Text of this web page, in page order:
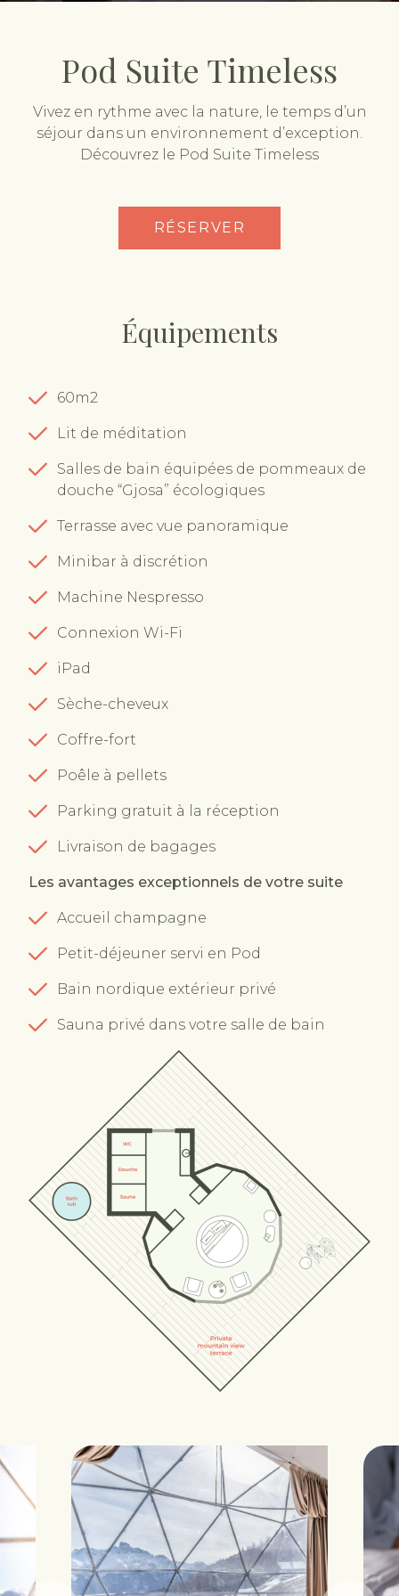
Pod Suite Timeless
Vivez en rythme avec la nature, le temps d’un
séjour dans un environnement d’exception.
Découvrez le Pod Suite Timeless
RÉSERVER
Équipements
60m2
Lit de méditation
Salles de bain équipées de pommeaux de
douche “Gjosa” écologiques
Terrasse avec vue panoramique
Minibar à discrétion
Machine Nespresso
Connexion Wi-Fi
iPad
Sèche-cheveux
Coffre-fort
Poêle à pellets
Parking gratuit à la réception
Livraison de bagages
Les avantages exceptionnels de votre suite
Accueil champagne
Petit-déjeuner servi en Pod
Bain nordique extérieur privé
Sauna privé dans votre salle de bain